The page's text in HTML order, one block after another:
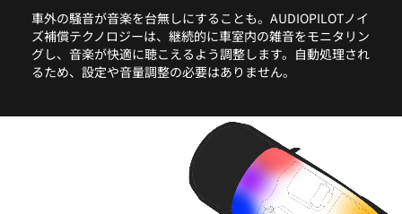
車外の騒音が音楽を台無しにすることも。AUDIOPILOTノイ
ズ補償テクノロジーは、継続的に車室内の雑音をモニタリン
グし、音楽が快適に聴こえるよう調整します。自動処理され
るため、設定や音量調整の必要はありません。